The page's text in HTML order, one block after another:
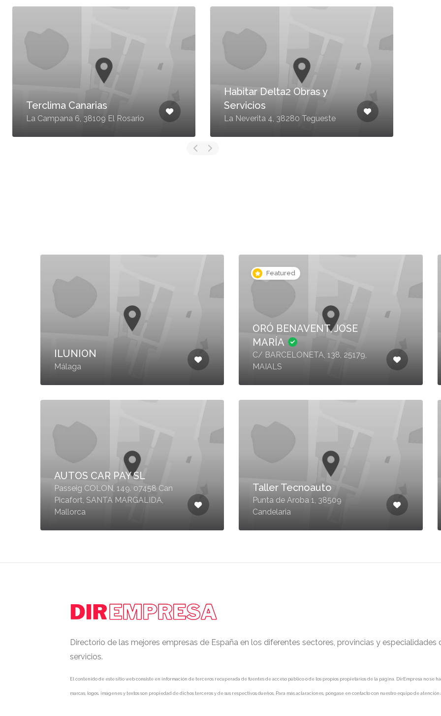
Terclima Canarias
La Campana 6, 38109 El Rosario
Habitar Delta2 Obras y
Servicios
La Neverita 4, 38280 Tegueste
ILUNION
Málaga
Featured
ORÓ BENAVENT, JOSE
MARÍA
C/ BARCELONETA, 138, 25179,
MAIALS
AUTOS CAR PAY SL
Passeig COLON, 149. 07458 Can
Picafort, SANTA MARGALIDA,
Mallorca
Taller Tecnoauto
Punta de Aroba 1, 38509
Candelaria
Directorio de las mejores empresas de España en los diferentes sectores, provincias y
servicios.
El contenido de este sitio web consiste en información de terceros recuperada de fuentes de acceso público o de los propios propietarios de la página. DirEmpresa no se
marcas, logos, imágenes y textos son propiedad de dichos terceros y de sus respectivos dueños. Para más aclaraciones, póngase en contacto con nuestro equipo de